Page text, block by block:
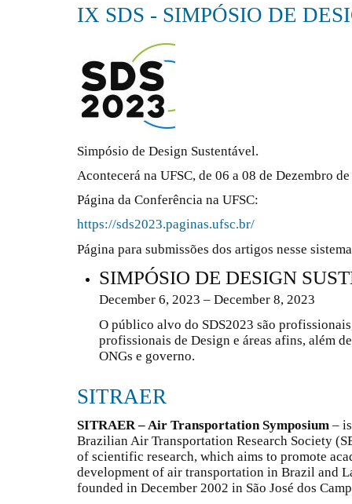
IX SDS - SIMPÓSIO DE
Simpósio de Design Sustentável.
Acontecerá na UFSC, de 06 a 08 de Dezembro
Página da Conferência na UFSC:
https://sds2023.paginas.ufsc.br/
Página para submissões dos artigos nesse
SIMPÓSIO DE DESIGN
December 6, 2023 – December 8, 2023
O público alvo do SDS2023 são
profissionais de Design e áreas afins, além
ONGs e governo.
SITRAER
SITRAER – Air Transportation Symposium –
Brazilian Air Transportation Research Society
of scientific research, which aims to promote
development of air transportation in Brazil and
founded in December 2002 in São José dos